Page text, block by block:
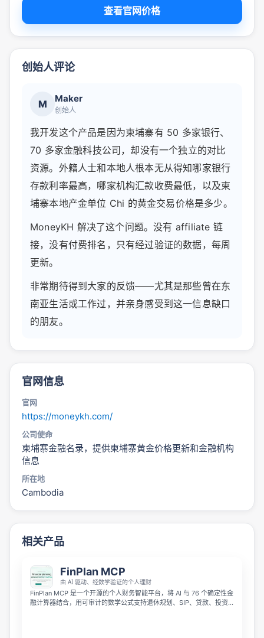
查看官网价格
创始人评论
M Maker
创始人
我开发这个产品是因为柬埔寨有 50 多家银行、
70 多家金融科技公司，却没有一个独立的对比
资源。外籍人士和本地人根本无从得知哪家银行
存款利率最高，哪家机构汇款收费最低，以及柬
埔寨本地产金单位 Chi 的黄金交易价格是多少。
MoneyKH 解决了这个问题。没有 affiliate 链
接，没有付费排名，只有经过验证的数据，每周
更新。
非常期待得到大家的反馈——尤其是那些曾在东
南亚生活或工作过，并亲身感受到这一信息缺口
的朋友。
官网信息
官网
https://moneykh.com/
公司使命
柬埔寨金融名录，提供柬埔寨黄金价格更新和金融机构
信息
所在地
Cambodia
相关产品
FinPlan MCP
由 AI 驱动、经数学验证的个人理财
FinPlan MCP 是一个开源的个人财务智能平台，将 AI 与 76 个确定性金
融计算器结合，用可审计的数学公式支持退休规划、SIP、贷款、投资